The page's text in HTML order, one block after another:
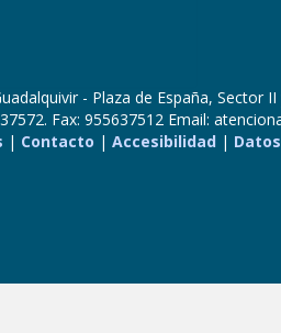
- Plaza de España, Sector II
Fax: 955637512 Email:
| Contacto |Accesibilidad |